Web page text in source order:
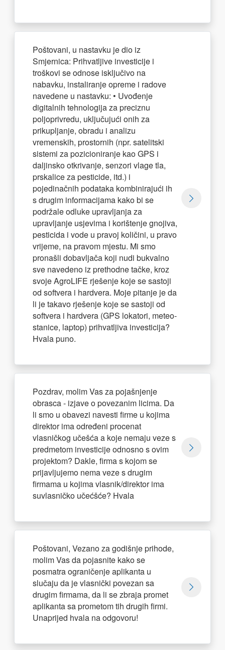
Poštovani, u nastavku je dio iz
Smjernica: Prihvatljive investicije i
troškovi se odnose isključivo na
nabavku, instaliranje opreme i radove
navedene u nastavku: • Uvođenje
digitalnih tehnologija za preciznu
poljoprivredu, uključujući onih za
prikupljanje, obradu i analizu
vremenskih, prostornih (npr. satelitski
sistemi za pozicioniranje kao GPS i
daljinsko otkrivanje, senzori vlage tla,
prskalice za pesticide, itd.) i
pojedinačnih podataka kombinirajući ih
s drugim informacijama kako bi se
podržale odluke upravljanja za
upravljanje usjevima i korištenje gnojiva,
pesticida i vode u pravoj količini, u pravo
vrijeme, na pravom mjestu. Mi smo
pronašli dobavljača koji nudi bukvalno
sve navedeno iz prethodne tačke, kroz
svoje AgroLIFE rješenje koje se sastoji
od softvera i hardvera. Moje pitanje je da
li je takavo rješenje koje se sastoji od
softvera i hardvera (GPS lokatori, meteo-
stanice, laptop) prihvatljiva investicija?
Hvala puno.
Pozdrav, molim Vas za pojašnjenje
obrasca - izjave o povezanim licima. Da
li smo u obavezi navesti firme u kojima
direktor ima određeni procenat
vlasničkog učešća a koje nemaju veze s
predmetom investicije odnosno s ovim
projektom? Dakle, firma s kojom se
prijavljujemo nema veze s drugim
firmama u kojima vlasnik/direktor ima
suvlasničko učećšće? Hvala
Poštovani, Vezano za godišnje prihode,
molim Vas da pojasnite kako se
posmatra ograničenje aplikanta u
slučaju da je vlasnički povezan sa
drugim firmama, da li se zbraja promet
aplikanta sa prometom tih drugih firmi.
Unaprijed hvala na odgovoru!